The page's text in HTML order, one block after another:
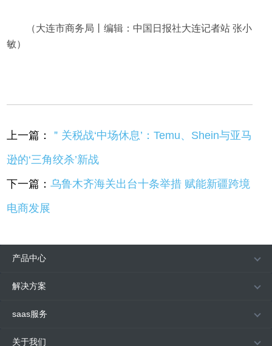
（大连市商务局丨编辑：中国日报社大连记者站 张小
敏）
上一篇：
＂关税战‘中场休息’：Temu、Shein与亚马
逊的‘三角绞杀’新战
下一篇：乌鲁木齐海关出台十条举措 赋能新疆跨境
电商发展
产品中心
解决方案
saas服务
关于我们